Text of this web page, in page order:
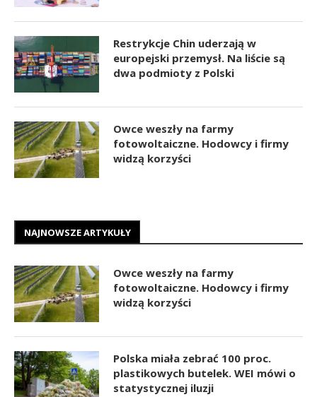
Restrykcje Chin uderzają w
europejski przemysł. Na liście są
dwa podmioty z Polski
Owce weszły na farmy
fotowoltaiczne. Hodowcy i firmy
widzą korzyści
NAJNOWSZE ARTYKUŁY
Owce weszły na farmy
fotowoltaiczne. Hodowcy i firmy
widzą korzyści
Polska miała zebrać 100 proc.
plastikowych butelek. WEI mówi o
statystycznej iluzji